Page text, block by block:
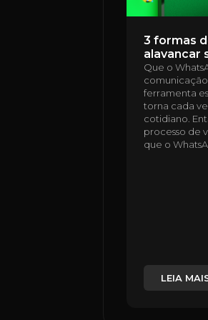
3 formas
alavancar
Que o
ferramenta
torna cada
cotidiano.
processo de
que o
LEIA